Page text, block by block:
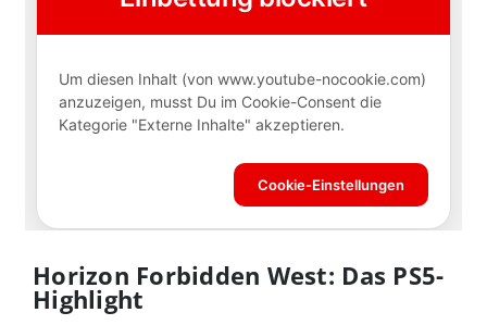
Horizon Forbidden West: Das PS5-
Highlight